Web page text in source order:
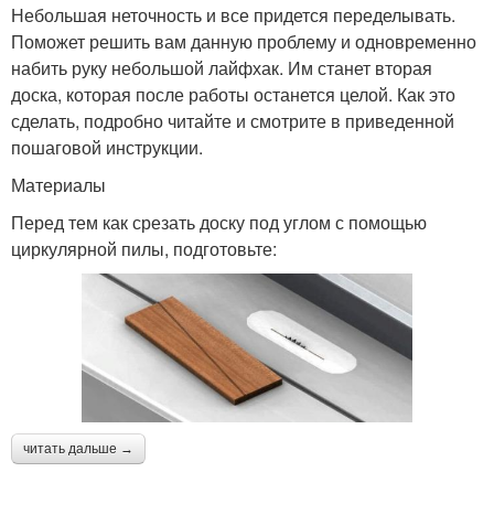
Небольшая неточность и все придется переделывать.
Поможет решить вам данную проблему и одновременно
набить руку небольшой лайфхак. Им станет вторая
доска, которая после работы останется целой. Как это
сделать, подробно читайте и смотрите в приведенной
пошаговой инструкции.
Материалы
Перед тем как срезать доску под углом с помощью
циркулярной пилы, подготовьте:
читать дальше →